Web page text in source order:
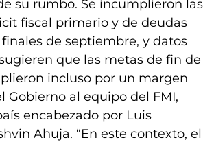
su rumbo. Se incumplieron las
fiscal primario y de deudas
de septiembre, y datos
que las metas de fin de
incluso por un margen
Gobierno al equipo del FMI,
encabezado por Luis
Ahuja. “En este contexto, el